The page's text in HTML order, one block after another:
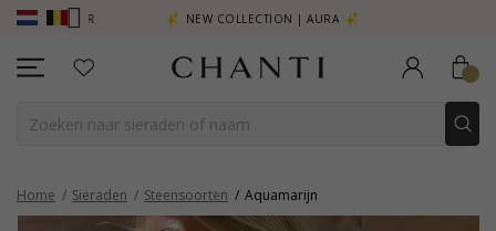
- KLIK HIER NEW COLLECTION | AURA
Home Sieraden Steensoorten Aquamarijn